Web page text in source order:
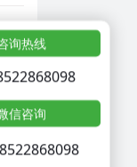
询热线
信咨询